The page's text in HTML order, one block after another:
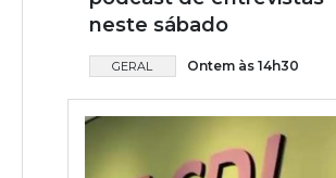
neste sábado
GERAL Ontem às 14h30